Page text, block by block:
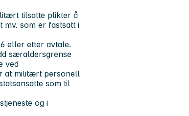
tilsatte plikter å
mv. som er fastsatt i
eller etter avtale.
særaldersgrense
ved
at militært personell
som til
og i